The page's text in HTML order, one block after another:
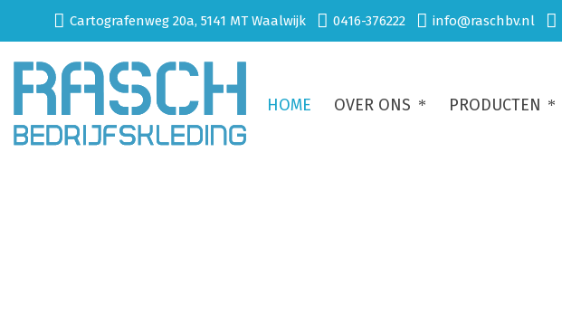
Cartografenweg 20a, 5141 MT Waalwijk 0416-376222 info@raschbv.nl
HOME OVER ONS PRODUCTEN